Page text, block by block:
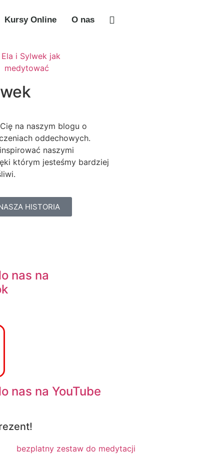
Kursy Online O nas
na naszym blogu o
oddechowych.
naszymi
którym jesteśmy bardziej
HISTORIA
nas na
nas na YouTube